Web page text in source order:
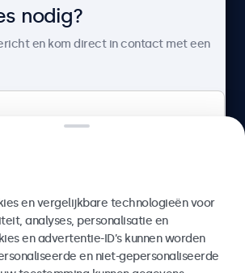
4.8/5 door 5000+ bedrijven
nodig?
en kom direct in contact met een
en vergelijkbare technologieën voor
analyses, personalisatie en
en advertentie-ID’s kunnen worden
en niet-gepersonaliseerde